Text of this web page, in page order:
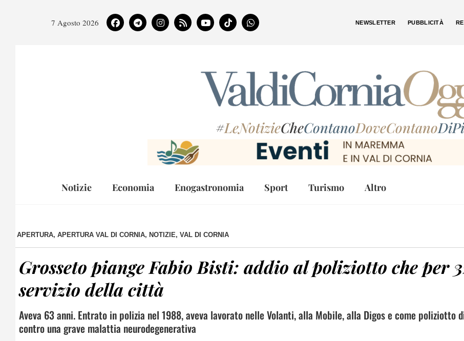
7 Agosto 2026 NEWSLETTER PUBBLICITÀ
#LeNotizieCheContanoDoveContano
Notizie Economia Enogastronomia Sport Turismo Altro
APERTURA, APERTURA VAL DI CORNIA, NOTIZIE, VAL DI CORNIA
Grosseto piange Fabio Bisti: addio al poliziotto che per
servizio della città
Aveva 63 anni. Entrato in polizia nel 1988, aveva lavorato nelle Volanti, alla Mobile, alla Digos e come
contro una grave malattia neurodegenerativa